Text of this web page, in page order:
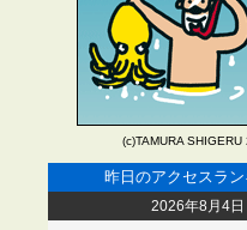
(c)TAMURA SHIGERU
昨日のアクセスラ
2026年8月4日